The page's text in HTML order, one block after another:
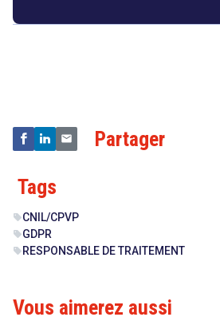
Partager
Tags
sellCNIL/CPVP
sellGDPR
sell RESPONSABLE DE TRAITEMENT
Vous aimerez aussi